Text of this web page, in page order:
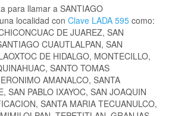
para llamar a SANTIAGO
localidad con Clave LADA 595 como:
DE JUAREZ, SAN
CUAUTLALPAN, SAN
DE HIDALGO, MONTECILLO,
SANTO TOMAS
AMANALCO, SANTA
SAN PABLO IXAYOC, SAN JOAQUIN
SANTA MARIA TECUANULCO,